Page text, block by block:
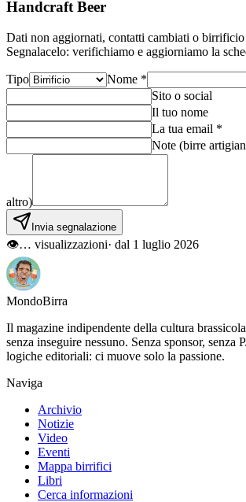
Handcraft Beer
Dati non aggiornati, contatti cambiati o birrificio
Segnalacelo: verifichiamo e aggiorniamo la
Tipo Nome *
Sito o social
Il tuo nome
La tua email *
Note (birre
altro)
Invia segnalazione
👁… visualizzazioni· dal 1 luglio 2026
MondoBirra
Il magazine indipendente della cultura
senza inseguire nessuno. Senza sponsor, senza
logiche editoriali: ci muove solo la passione.
Naviga
Archivio
Notizie
Video
Eventi
Mappa birrifici
Libri
Cerca informazioni